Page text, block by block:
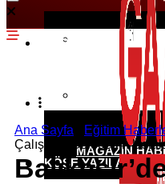
EKONOMI
POLITIKA
MAGAZIN
SPOR HABERLERI
RÖPORTAJLAR
KÖŞE YAZILARI
Ana Sayfa Eğitim
Çalıştayı: Geleceğin